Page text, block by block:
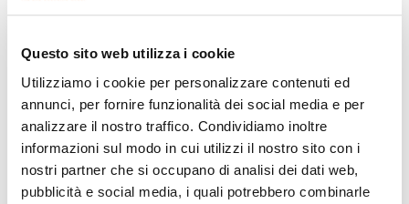
Questo sito web utilizza i cookie
Utilizziamo i cookie per personalizzare contenuti ed
annunci, per fornire funzionalità dei social media e per
analizzare il nostro traffico. Condividiamo inoltre
informazioni sul modo in cui utilizzi il nostro sito con i
nostri partner che si occupano di analisi dei dati web,
pubblicità e social media, i quali potrebbero combinarle
PP 10
Codice
425-002561
Confezionamento
x 10 u.
Prezzo
Acquista
Disponibilità
Controlla le
scorte